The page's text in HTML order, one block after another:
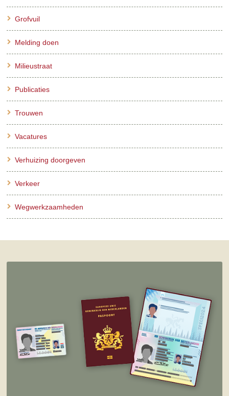
Grofvuil
Melding doen
Milieustraat
Publicaties
Trouwen
Vacatures
Verhuizing doorgeven
Verkeer
Wegwerkzaamheden